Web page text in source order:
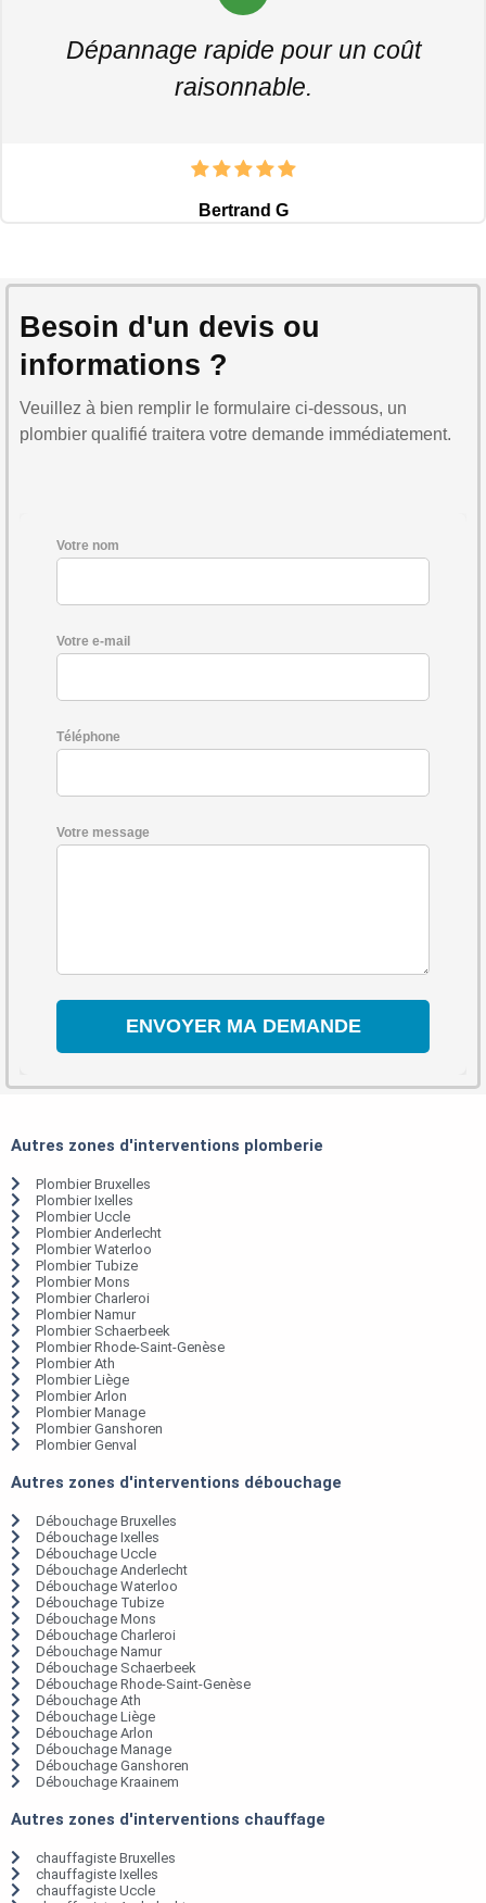
Dépannage rapide pour un coût
raisonnable.
Bertrand G
Besoin d'un devis ou
informations ?
Veuillez à bien remplir le formulaire ci-dessous, un
plombier qualifié traitera votre demande immédiatement.
Votre nom
Votre e-mail
Téléphone
Votre message
Autres zones d'interventions plomberie
Plombier Bruxelles
Plombier Ixelles
Plombier Uccle
Plombier Anderlecht
Plombier Waterloo
Plombier Tubize
Plombier Mons
Plombier Charleroi
Plombier Namur
Plombier Schaerbeek
Plombier Rhode-Saint-Genèse
Plombier Ath
Plombier Liège
Plombier Arlon
Plombier Manage
Plombier Ganshoren
Plombier Genval
Autres zones d'interventions débouchage
Débouchage Bruxelles
Débouchage Ixelles
Débouchage Uccle
Débouchage Anderlecht
Débouchage Waterloo
Débouchage Tubize
Débouchage Mons
Débouchage Charleroi
Débouchage Namur
Débouchage Schaerbeek
Débouchage Rhode-Saint-Genèse
Débouchage Ath
Débouchage Liège
Débouchage Arlon
Débouchage Manage
Débouchage Ganshoren
Débouchage Kraainem
Autres zones d'interventions chauffage
chauffagiste Bruxelles
chauffagiste Ixelles
chauffagiste Uccle